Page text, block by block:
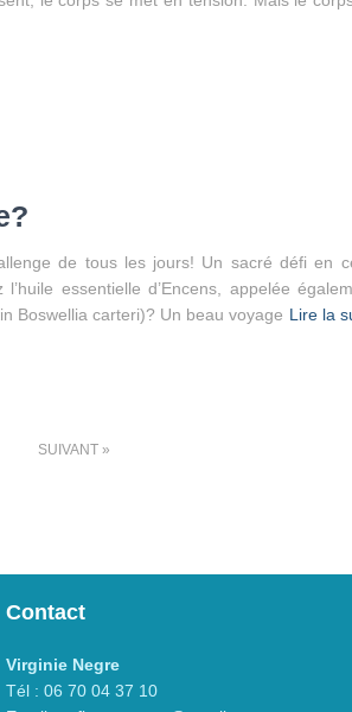
de tous les jours! Un sacré défi en
essentielle d’Encens, appelée
Boswellia carteri)? Un beau voyage Lire la
SUIVANT
Contact
Virginie Negre
Tél : 06 70 04 37 10